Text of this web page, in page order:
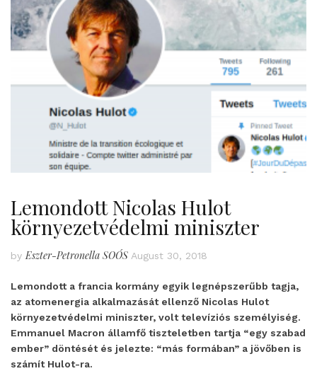
Lemondott Nicolas Hulot
környezetvédelmi miniszter
by Eszter-Petronella SOÓS August 30, 2018
Lemondott a francia kormány egyik legnépszerűbb tagja,
az atomenergia alkalmazását ellenző Nicolas Hulot
környezetvédelmi miniszter, volt televíziós személyiség.
Emmanuel Macron államfő tiszteletben tartja “egy szabad
ember” döntését és jelezte: “más formában” a jövőben is
számít Hulot-ra.